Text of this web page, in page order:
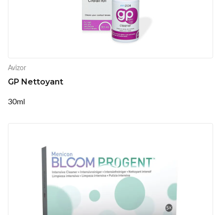
Avizor
GP Nettoyant
30ml